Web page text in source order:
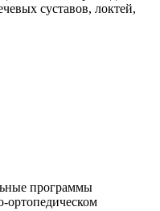
суставов, локтей,
программы
ортопедическом